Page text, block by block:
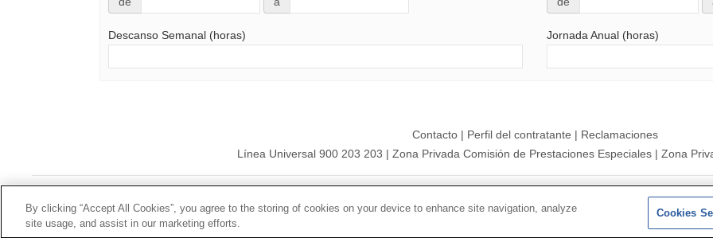
Descanso Semanal (horas) Jornada Anual (horas)
Contacto| Perfil del contratante | Reclamaciones
Línea Universal 900 203 203 | Zona Privada Comisión de Prestaciones Especiales | Zona
Política de Protección de Datos
Síguenos en:
By clicking “Accept All Cookies”, you agree to the storing of cookies on your device to enhance site navigation, analyze
site usage, and assist in our marketing efforts.
Cookies